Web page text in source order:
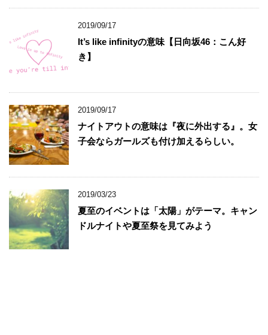
2019/09/17
It’s like infinityの意味【日向坂46：こん好
き】
2019/09/17
ナイトアウトの意味は『夜に外出する』。女
子会ならガールズも付け加えるらしい。
2019/03/23
夏至のイベントは「太陽」がテーマ。キャン
ドルナイトや夏至祭を見てみよう